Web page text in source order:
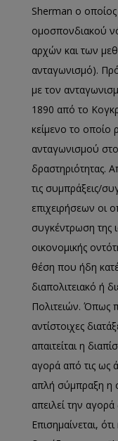
Sherman o
ομοσπονδιακού
αρχών και των
ανταγωνισμό).
με τον
1890 από το
κείμενο το οποίο
ανταγωνισμού στο
δραστηριότητας.
τις συμπράξεις/
επιχειρήσεων οι
συγκέντρωση της
οικονομικής
θέση που ήδη
διαπολιτειακό ή
Πολιτειών. Όπως
αντίστοιχες
απαιτείται η
αγορά από τις ως
απλή σύμπραξη η
απειλεί την
Επισημαίνεται,